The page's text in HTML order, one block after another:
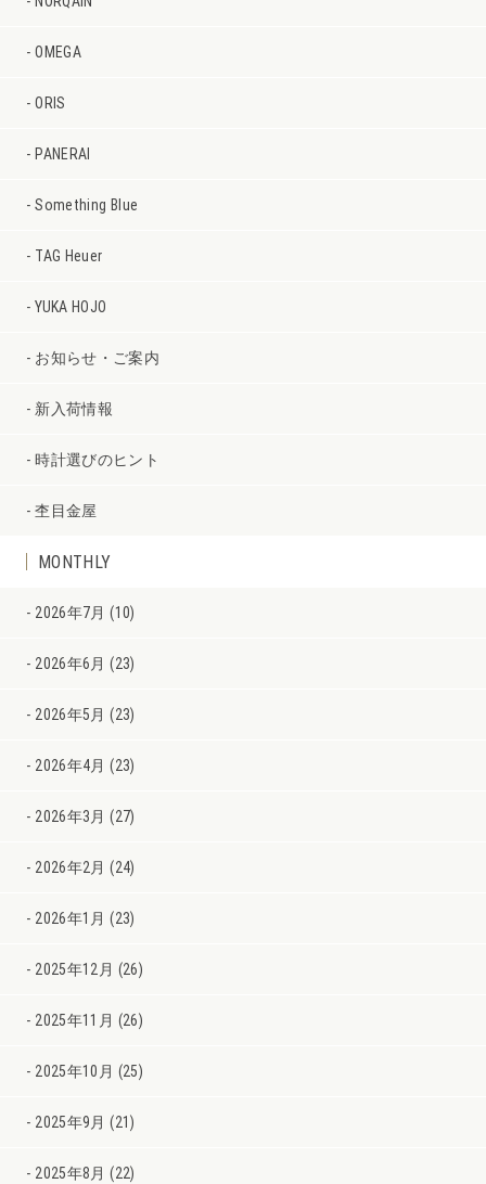
OMEGA
ORIS
PANERAI
Something Blue
TAG Heuer
YUKA HOJO
お知らせ・ご案内
新入荷情報
時計選びのヒント
杢目金屋
MONTHLY
2026年7月 (10)
2026年6月 (23)
2026年5月 (23)
2026年4月 (23)
2026年3月 (27)
2026年2月 (24)
2026年1月 (23)
2025年12月 (26)
2025年11月 (26)
2025年10月 (25)
2025年9月 (21)
2025年8月 (22)